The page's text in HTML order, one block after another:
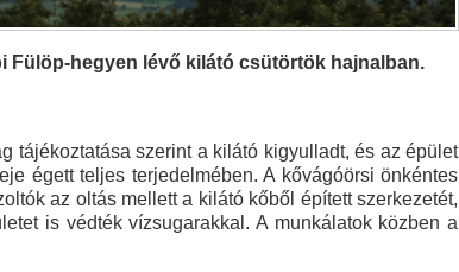
Fülöp-hegyen lévő kilátó csütörtök hajnalban.
tájékoztatása szerint a kilátó kigyulladt, és az épület
égett teljes terjedelmében. A kővágóörsi önkéntes
az oltás mellett a kilátó kőből épített szerkezetét,
is védték vízsugarakkal. A munkálatok közben a